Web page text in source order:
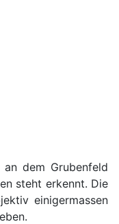
dem Grubenfeld
steht erkennt. Die
einigermassen